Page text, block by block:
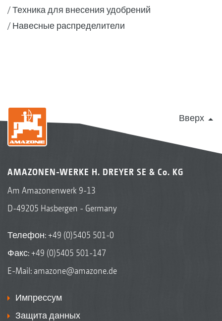
Техника для внесения удобрений
Навесные распределители
Вверх
AMAZONEN-WERKE H. DREYER SE & Co. KG
Am Amazonenwerk 9-13
D-49205 Hasbergen - Germany
Телефон:+49 (0)5405 501-0
Факс: +49 (0)5405 501-147
E-Mail: amazone@amazone.de
Импрессум
Защита данных